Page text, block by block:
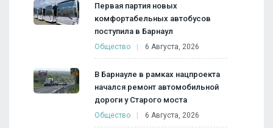
Первая партия новых
комфортабельных автобусов
поступила в Барнаул
Общество 6 Августа, 2026
В Барнауле в рамках нацпроекта
начался ремонт автомобильной
дороги у Старого моста
Общество 6 Августа, 2026